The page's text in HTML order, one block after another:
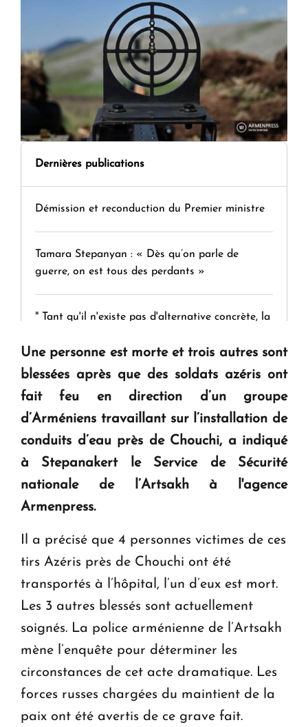
Dernières publications
Démission et reconduction du Premier ministre
Tamara Stepanyan : « Dès qu’on parle de
guerre, on est tous des perdants »
" Tant qu'il n'existe pas d'alternative concrète, la
KASA : 30 ans d'audace, de résilience et d'avenir
en Arménie
Le premier hôtel Hyatt Regency d'Arménie
ouvrira ses portes à Dilijan
Une personne est morte et trois autres sont
blessées après que des soldats azéris ont
fait feu en direction d’un groupe
d’Arméniens travaillant sur l’installation de
conduits d’eau près de Chouchi, a indiqué
à Stepanakert le Service de Sécurité
nationale de l’Artsakh à l'agence
Armenpress.
Il a précisé que 4 personnes victimes de ces
tirs Azéris près de Chouchi ont été
transportés à l’hôpital, l’un d’eux est mort.
Les 3 autres blessés sont actuellement
soignés. La police arménienne de l’Artsakh
mène l’enquête pour déterminer les
circonstances de cet acte dramatique. Les
forces russes chargées du maintient de la
paix ont été avertis de ce grave fait.